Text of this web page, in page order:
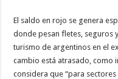
El saldo en rojo se genera
donde pesan fletes, seguros
turismo de argentinos en el
cambio está atrasado, como
considera que “para